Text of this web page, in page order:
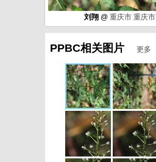
刘翔 @ 重庆市 重庆市
PPBC相关图片 更多